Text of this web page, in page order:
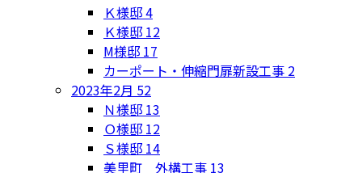
Ｋ様邸4
Ｋ様邸 12
M様邸 17
カーポート・伸縮門扉新設工事 2
2023年2月 52
Ｎ様邸 13
Ｏ様邸 12
Ｓ様邸 14
美里町 外構工事 13